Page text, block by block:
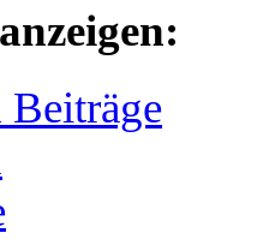
Beiträge